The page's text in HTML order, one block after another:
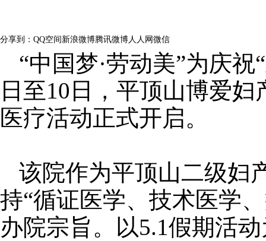
分享到： QQ空间 新浪微博腾讯微博人人网 微信
“中国梦·劳动美”为庆
日至10日，平顶山博爱
医疗活动正式开启。
该院作为平顶山二级妇
持“循证医学、技术医学
办院宗旨。以5.1假期活